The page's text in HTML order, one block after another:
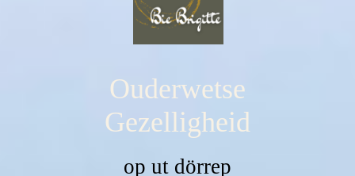
Ouderwetse
Gezelligheid
op ut dörrep